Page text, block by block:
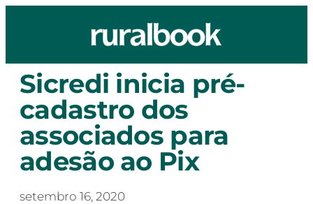
Sicredi inicia pré-
cadastro dos
associados para
adesão ao Pix
setembro 16, 2020